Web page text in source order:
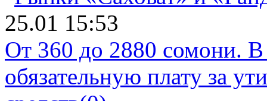
25.01 15:53
От 360 до 2880 сомони. В
обязательную плату за